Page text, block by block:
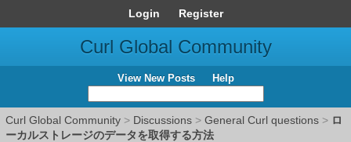
Login Register
Curl Global Community
View New Posts Help
Curl Global Community > Discussions > General Curl questions > ロ
ーカルストレージのデータを取得する方法